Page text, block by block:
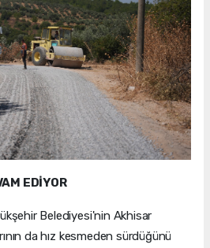
EDİYOR
Belediyesi'nin Akhisar
da hız kesmeden sürdüğünü